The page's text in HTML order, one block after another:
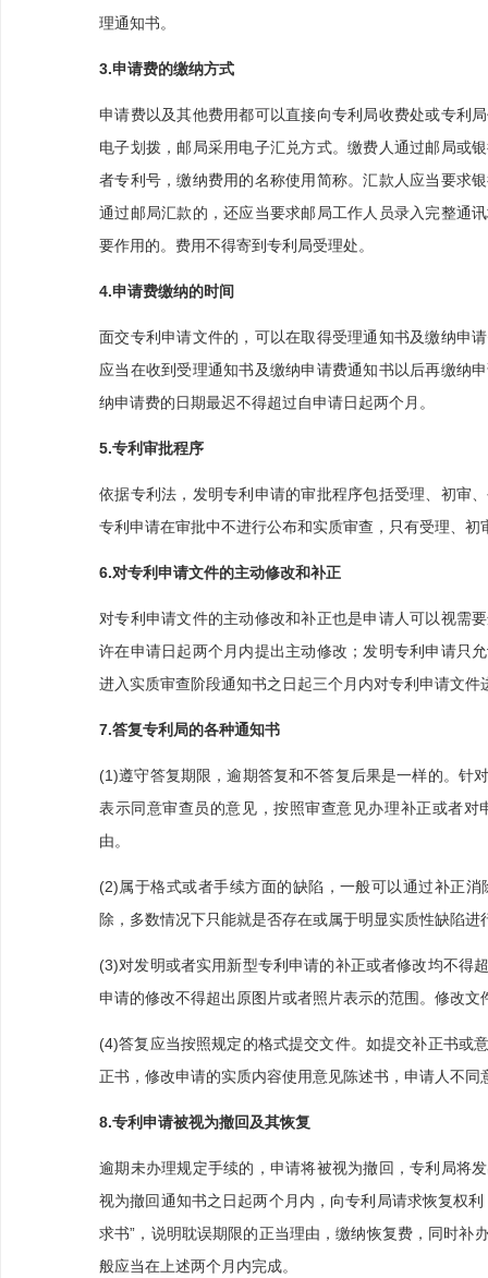
理通知书。
3.申请费的缴纳方式
申请费以及其他费用都可以直接向专利局收费处或专利
电子划拨，邮局采用电子汇兑方式。缴费人通过邮局或
者专利号，缴纳费用的名称使用简称。汇款人应当要求
通过邮局汇款的，还应当要求邮局工作人员录入完整通
要作用的。费用不得寄到专利局受理处。
4.申请费缴纳的时间
面交专利申请文件的，可以在取得受理通知书及缴纳申
应当在收到受理通知书及缴纳申请费通知书以后再缴纳
纳申请费的日期最迟不得超过自申请日起两个月。
5.专利审批程序
依据专利法，发明专利申请的审批程序包括受理、初审
专利申请在审批中不进行公布和实质审查，只有受理、初
6.对专利申请文件的主动修改和补正
对专利申请文件的主动修改和补正也是申请人可以视需
许在申请日起两个月内提出主动修改；发明专利申请只
进入实质审查阶段通知书之日起三个月内对专利申请文件
7.答复专利局的各种通知书
(1)遵守答复期限，逾期答复和不答复后果是一样的。针
表示同意审查员的意见，按照审查意见办理补正或者
由。
(2)属于格式或者手续方面的缺陷，一般可以通过补正
除，多数情况下只能就是否存在或属于明显实质性缺陷进
(3)对发明或者实用新型专利申请的补正或者修改均不得
申请的修改不得超出原图片或者照片表示的范围。修改
(4)答复应当按照规定的格式提交文件。如提交补正书或
正书，修改申请的实质内容使用意见陈述书，申请人不
8.专利申请被视为撤回及其恢复
逾期未办理规定手续的，申请将被视为撤回，专利局将
视为撤回通知书之日起两个月内，向专利局请求恢复权
求书”，说明耽误期限的正当理由，缴纳恢复费，同时补
般应当在上述两个月内完成。